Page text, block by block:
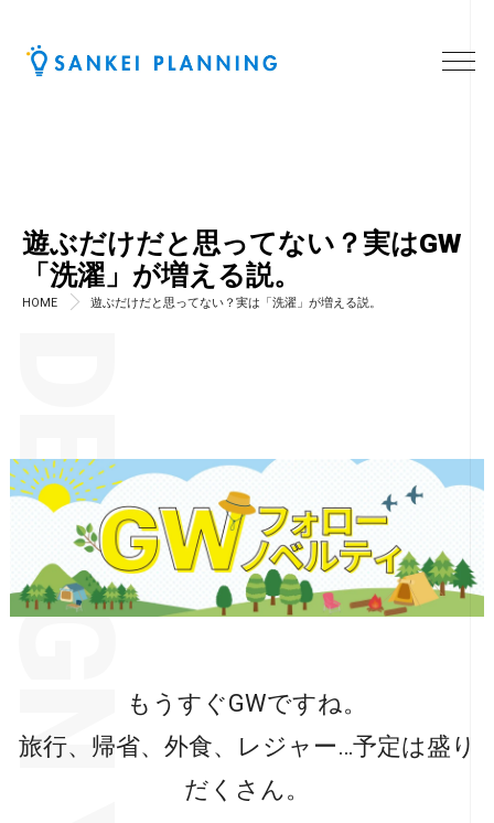
遊ぶだけだと思ってない？実はGW
「洗濯」が増える説。
HOME 遊ぶだけだと思ってない？実は「洗濯」が増える説。
もうすぐGWですね。
旅行、帰省、外食、レジャー…予定は盛り
だくさん。